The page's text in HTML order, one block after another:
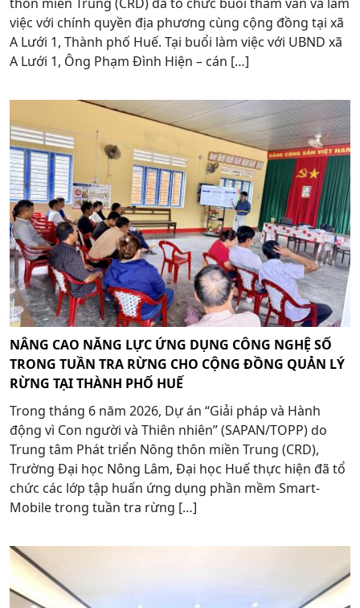
việc với chính quyền địa phương cùng cộng đồng tại xã
A Lưới 1, Thành phố Huế. Tại buổi làm việc với UBND xã
A Lưới 1, Ông Phạm Đình Hiện – cán […]
NÂNG CAO NĂNG LỰC ỨNG DỤNG CÔNG NGHỆ SỐ
TRONG TUẦN TRA RỪNG CHO CỘNG ĐỒNG QUẢN LÝ
RỪNG TẠI THÀNH PHỐ HUẾ
Trong tháng 6 năm 2026, Dự án “Giải pháp và Hành
động vì Con người và Thiên nhiên” (SAPAN/TOPP) do
Trung tâm Phát triển Nông thôn miền Trung (CRD),
Trường Đại học Nông Lâm, Đại học Huế thực hiện đã tổ
chức các lớp tập huấn ứng dụng phần mềm Smart-
Mobile trong tuần tra rừng […]